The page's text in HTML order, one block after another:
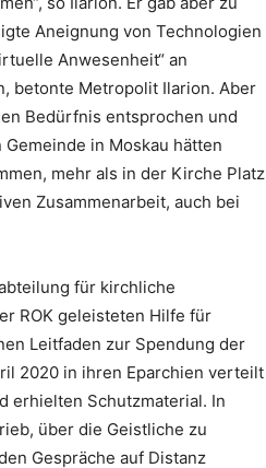
Aneignung von Technologien
Anwesenheit“ an
betonte Metropolit Ilarion. Aber
Bedürfnis entsprochen und
in Moskau hätten
mehr als in der Kirche Platz
Zusammenarbeit, auch bei
für kirchliche
ROK geleisteten Hilfe für
Leitfaden zur Spendung der
2020 in ihren Eparchien verteilt
erhielten Schutzmaterial. In
über die Geistliche zu
Gespräche auf Distanz